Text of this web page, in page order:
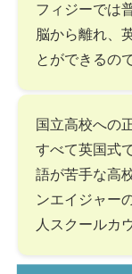
フィジーでは
脳から離れ、
とができるの
国立高校への
すべて英国式
語が苦手な高
ンエイジャー
人スクールカ